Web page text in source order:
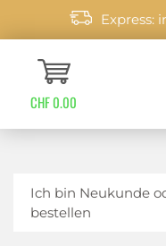
Express:
CHF 0.00
Ich bin Neukunde
bestellen